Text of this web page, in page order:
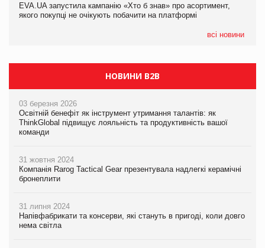
EVA.UA запустила кампанію «Хто б знав» про асортимент,
якого покупці не очікують побачити на платформі
всі новини
НОВИНИ B2B
03 березня 2026
Освітній бенефіт як інструмент утримання талантів: як
ThinkGlobal підвищує лояльність та продуктивність вашої
команди
31 жовтня 2024
Компанія Rarog Tactical Gear презентувала надлегкі керамічні
бронеплити
31 липня 2024
Напівфабрикати та консерви, які стануть в пригоді, коли довго
нема світла